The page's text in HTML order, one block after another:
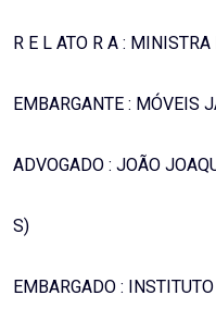
R E L ATO R A :
EMBARGANTE : MÓVEIS
ADVOGADO : JOÃO
S)
EMBARGADO :